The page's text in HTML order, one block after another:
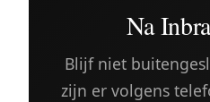
Na
Blijf niet
zijn er volgens